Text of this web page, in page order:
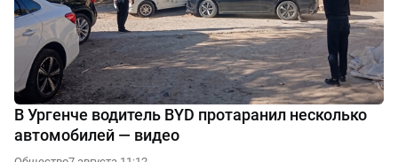
В Ургенче водитель BYD протаранил несколько
автомобилей — видео